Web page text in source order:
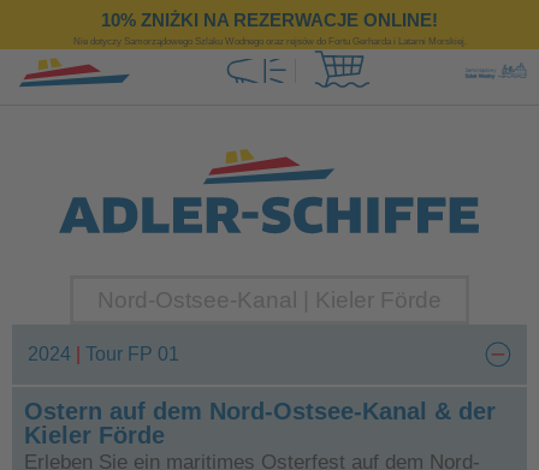
https://www.adler-schiffe.pl/
10% ZNIŻKI NA REZERWACJE ONLINE!
Nie dotyczy Samorządowego Szlaku Wodnego oraz rejsów do Fortu Gerharda i Latarni Morskiej.
Nord-Ostsee-Kanal | Kieler Förde
2024 Tour FP 01
Ostern auf dem Nord-Ostsee-Kanal & der
Kieler Förde
Erleben Sie ein maritimes Osterfest auf dem Nord-